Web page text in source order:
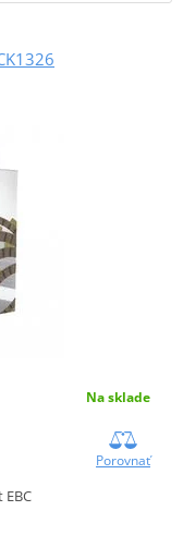
Na sklade
Porovnať